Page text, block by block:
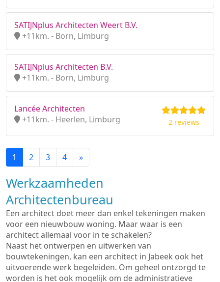
SATIJNplus Architecten Weert B.V.
+11km. - Born, Limburg
SATIJNplus Architecten B.V.
+11km. - Born, Limburg
Lancée Architecten
+11km. - Heerlen, Limburg
2 reviews
1 2 3 4 »
Werkzaamheden
Architectenbureau
Een architect doet meer dan enkel tekeningen maken
voor een nieuwbouw woning. Maar waar is een
architect allemaal voor in te schakelen?
Naast het ontwerpen en uitwerken van
bouwtekeningen, kan een architect in Jabeek ook het
uitvoerende werk begeleiden. Om geheel ontzorgd te
worden is het ook mogelijk om de administratieve